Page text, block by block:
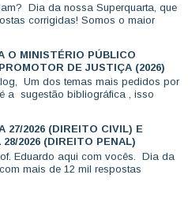
Dia da nossa Superquarta, que
corrigidas! Somos o maior
O MINISTÉRIO PÚBLICO
DE JUSTIÇA (2026)
Um dos temas mais pedidos por
a sugestão bibliográfica , isso
27/2026 (DIREITO CIVIL) E
2026 (DIREITO PENAL)
Eduardo aqui com vocês. Dia da
mais de 12 mil respostas